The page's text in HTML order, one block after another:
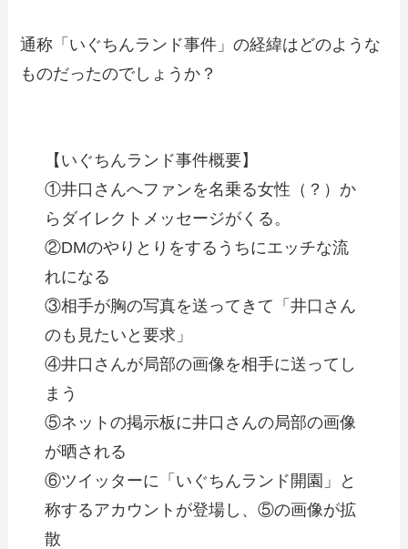
通称「いぐちんランド事件」の経緯はどのような
ものだったのでしょうか？
【いぐちんランド事件概要】
①井口さんへファンを名乗る女性（？）か
らダイレクトメッセージがくる。
②DMのやりとりをするうちにエッチな流
れになる
③相手が胸の写真を送ってきて「井口さん
のも見たいと要求」
④井口さんが局部の画像を相手に送ってし
まう
⑤ネットの掲示板に井口さんの局部の画像
が晒される
⑥ツイッターに「いぐちんランド開園」と
称するアカウントが登場し、⑤の画像が拡
散